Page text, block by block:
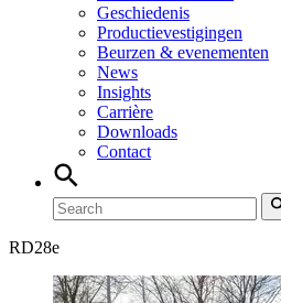
Geschiedenis
Productievestigingen
Beurzen & evenementen
News
Insights
Carrière
Downloads
Contact
RD28e